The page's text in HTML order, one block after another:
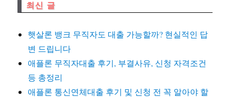
최신 글
햇살론 뱅크 무직자도 대출 가능할까? 현실적인 답
변 드립니다
애플론 무직자대출 후기, 부결사유, 신청 자격조건
등 총정리
애플론 통신연체대출 후기 및 신청 전 꼭 알아야 할